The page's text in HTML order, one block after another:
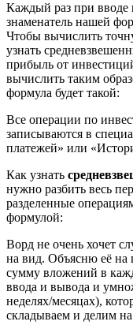
Каждый раз при вводе
знаменатель нашей
Чтобы вычислить
узнать
прибыль от
вычислить таким
формула будет такой:
Все операции по
записываются в
платежей» или
Как узнать
нужно разбить весь
разделенные
формулой:
Ворд не очень хочет
на вид. Объясню её
сумму вложений в
ввода и вывода и
неделях/месяцах),
складываем и делим